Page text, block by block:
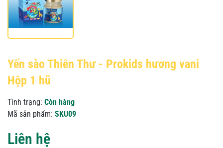
Yến sào Thiên Thư - Prokids hương vani
Hộp 1 hũ
Tình trạng: Còn hàng
Mã sản phẩm: SKU09
Liên hệ